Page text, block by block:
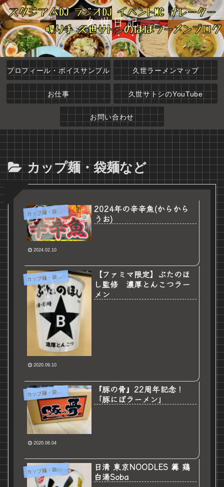
久世日記
プロフィール・ボイスサンプル 久世ラーメンマップ
お仕事 久世サトシのYouTube
お問い合わせ
カップ麺・袋麺など
カ
ップ麺・袋麺など
2024年の辛辛魚(からから
うお)
2024.02.10
カ
ップ麺・袋麺など
【ファミマ限定】ぶたのほ
し監修 濃厚とんこつラー
メン
2020.09.10
カ
ップ麺・袋麺など
『豚の骨』22周年記念！
「豚にぼラーメン」
2020.06.04
カ
ップ麺・袋麺など
日清 東京NOODLES 篝 鶏
白湯Soba